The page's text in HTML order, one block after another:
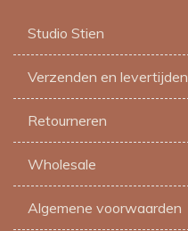
Studio Stien
Verzenden en levertijden
Retourneren
Wholesale
Algemene voorwaarden